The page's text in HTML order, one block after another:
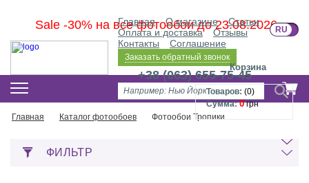
Sale -30% на все фотообои до 23.08.2026
Главная О магазине
Статьи
Оплата и доставка
Отзывы
Контакты
Соглашение
RU UA
Заказать обратный звонок
+38 (063) 655-75-45
Корзина
Товаров: (0)
Сумма: 0грн
Главная
Каталог фотообоев Фотообои Тропики
ФИЛЬТР